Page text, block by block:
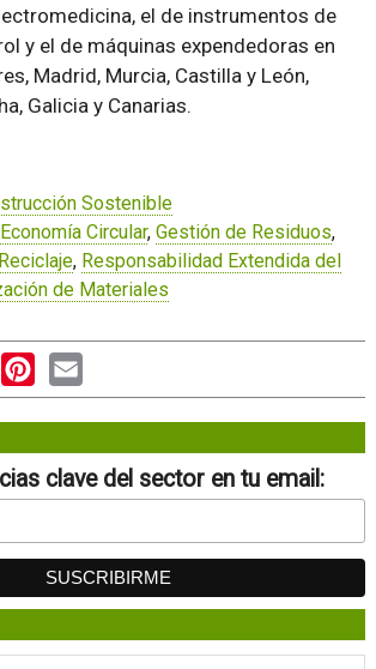
el de instrumentos de
y el de máquinas expendedoras en
Madrid, Murcia, Castilla y León,
Galicia y Canarias.
Sostenible
Economía Circular, Gestión de Residuos,
Reciclaje, Responsabilidad Extendida del
de Materiales
Pinterest
clave del sector en tu email: